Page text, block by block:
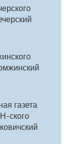
газета
ского